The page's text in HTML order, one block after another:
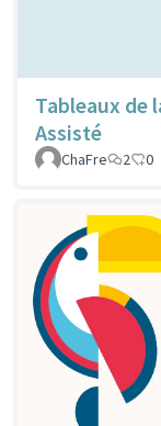
Tableaux de
Assisté
ChaFre
2 0